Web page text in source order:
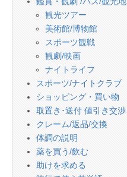
観光ツアー
美術館/博物館
スポーツ観戦
観劇/映画
ナイトライフ
スポーツ/ナイトクラブ
ショッピング・買い物
取置き･送付 値引き交渉
クレーム/返品/交換
体調の説明
薬を買う/飲む
助けを求める